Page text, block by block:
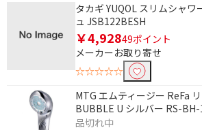
タカギ YUQOL スリムシャワ
ュ JSB122BESH
￥4,92849ポイント
メーカーお取り寄せ
☆☆☆☆☆
MTG エムティージー ReFa
BUBBLE U シルバー RS-
品切れ中